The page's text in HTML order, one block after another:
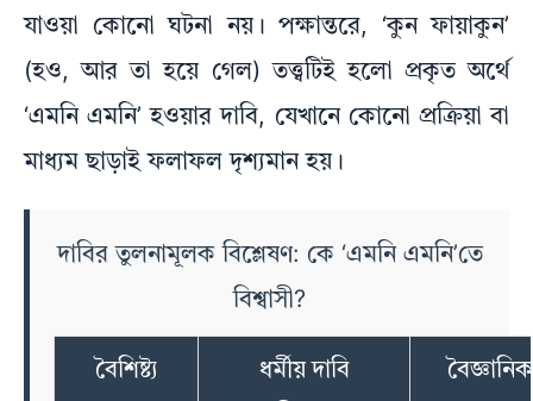
যাওয়া কোনো ঘটনা নয়। পক্ষান্তরে, ‘কুন ফায়াকুন’
(হও, আর তা হয়ে গেল) তত্ত্বটিই হলো প্রকৃত অর্থে
‘এমনি এমনি’ হওয়ার দাবি, যেখানে কোনো প্রক্রিয়া বা
মাধ্যম ছাড়াই ফলাফল দৃশ্যমান হয়।
দাবির তুলনামূলক বিশ্লেষণ: কে ‘এমনি এমনি’তে
বিশ্বাসী?
বৈশিষ্ট্য
ধর্মীয় দাবি
বৈজ্ঞানিক